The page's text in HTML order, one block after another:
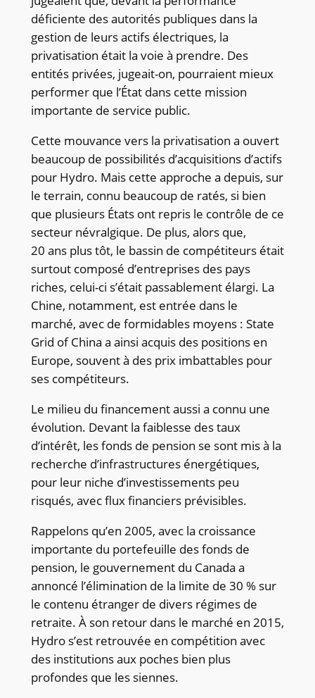
déficiente des autorités publiques dans la
gestion de leurs actifs électriques, la
privatisation était la voie à prendre. Des
entités privées, jugeait-on, pourraient mieux
performer que l’État dans cette mission
importante de service public.
Cette mouvance vers la privatisation a ouvert
beaucoup de possibilités d’acquisitions d’actifs
pour Hydro. Mais cette approche a depuis, sur
le terrain, connu beaucoup de ratés, si bien
que plusieurs États ont repris le contrôle de ce
secteur névralgique. De plus, alors que,
20 ans plus tôt, le bassin de compétiteurs était
surtout composé d’entreprises des pays
riches, celui-ci s’était passablement élargi. La
Chine, notamment, est entrée dans le
marché, avec de formidables moyens : State
Grid of China a ainsi acquis des positions en
Europe, souvent à des prix imbattables pour
ses compétiteurs.
Le milieu du financement aussi a connu une
évolution. Devant la faiblesse des taux
d’intérêt, les fonds de pension se sont mis à la
recherche d’infrastructures énergétiques,
pour leur niche d’investissements peu
risqués, avec flux financiers prévisibles.
Rappelons qu’en 2005, avec la croissance
importante du portefeuille des fonds de
pension, le gouvernement du Canada a
annoncé l’élimination de la limite de 30 % sur
le contenu étranger de divers régimes de
retraite. À son retour dans le marché en 2015,
Hydro s’est retrouvée en compétition avec
des institutions aux poches bien plus
profondes que les siennes.